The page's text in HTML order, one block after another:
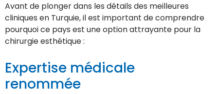
Avant de plonger dans les détails des meilleures
cliniques en Turquie, il est important de comprendre
pourquoi ce pays est une option attrayante pour la
chirurgie esthétique :
Expertise médicale
renommée